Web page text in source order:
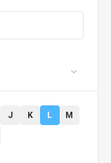
J K L
M